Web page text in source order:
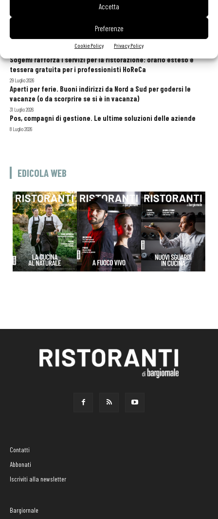
Accetta
Preferenze
Cookie Policy Privacy Policy
GLI ARTICOLI PIÙ LETTI
Sogemi rafforza i servizi per la ristorazione: orario esteso e
tessera gratuita per i professionisti HoReCa
29 Luglio 2026
Aperti per ferie. Buoni indirizzi da Nord a Sud per godersi le
vacanze (o da scorprire se si è in vacanza)
31 Luglio 2026
Pos, compagni di gestione. Le ultime soluzioni delle aziende
8 Luglio 2026
EDICOLA WEB
Contatti
Abbonati
Iscriviti alla newsletter
Bargiornale